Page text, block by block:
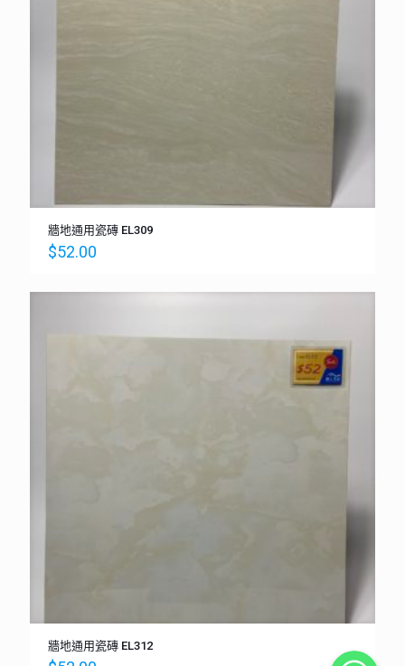
牆地通用瓷磚 EL309
$52.00
牆地通用瓷磚 EL312